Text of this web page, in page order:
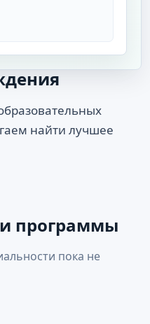
найти лучшее
программы
пока не